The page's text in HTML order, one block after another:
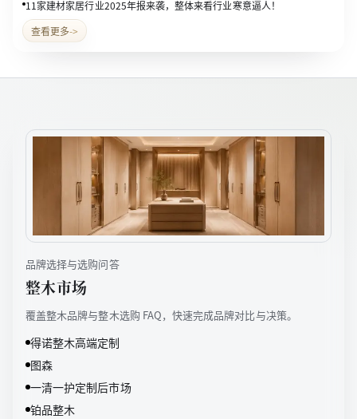
11家建材家居行业2025年报来袭，整体来看行业寒意逼人！
查看更多->
品牌选择与选购问答
整木市场
覆盖整木品牌与整木选购 FAQ，快速完成品牌对比与决策。
得诺整木高端定制
图森
一清一护定制后市场
铂品整木